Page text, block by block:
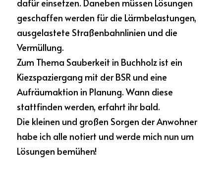
dafür einsetzen. Daneben müssen Lösungen
geschaffen werden für die Lärmbelastungen,
ausgelastete Straßenbahnlinien und die
Vermüllung.
Zum Thema Sauberkeit in Buchholz ist ein
Kiezspaziergang mit der BSR und eine
Aufräumaktion in Planung. Wann diese
stattfinden werden, erfahrt ihr bald.
Die kleinen und großen Sorgen der Anwohner
habe ich alle notiert und werde mich nun um
Lösungen bemühen!